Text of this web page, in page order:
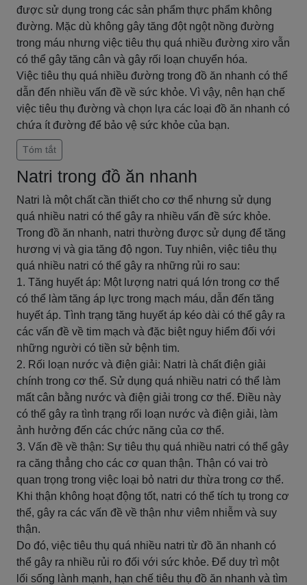
được sử dụng trong các sản phẩm thực phẩm không
đường. Mặc dù không gây tăng đột ngột nồng đường
trong máu nhưng việc tiêu thụ quá nhiều đường xiro vẫn
có thể gây tăng cân và gây rối loạn chuyển hóa.
Việc tiêu thụ quá nhiều đường trong đồ ăn nhanh có thể
dẫn đến nhiều vấn đề về sức khỏe. Vì vậy, nên hạn chế
việc tiêu thụ đường và chọn lựa các loại đồ ăn nhanh có
chứa ít đường để bảo vệ sức khỏe của bạn.
Tóm tắt
Natri trong đồ ăn nhanh
Natri là một chất cần thiết cho cơ thể nhưng sử dụng
quá nhiều natri có thể gây ra nhiều vấn đề sức khỏe.
Trong đồ ăn nhanh, natri thường được sử dụng để tăng
hương vị và gia tăng độ ngon. Tuy nhiên, việc tiêu thụ
quá nhiều natri có thể gây ra những rủi ro sau:
1. Tăng huyết áp: Một lượng natri quá lớn trong cơ thể
có thể làm tăng áp lực trong mạch máu, dẫn đến tăng
huyết áp. Tình trạng tăng huyết áp kéo dài có thể gây ra
các vấn đề về tim mạch và đặc biệt nguy hiểm đối với
những người có tiền sử bệnh tim.
2. Rối loạn nước và điện giải: Natri là chất điện giải
chính trong cơ thể. Sử dụng quá nhiều natri có thể làm
mất cân bằng nước và điện giải trong cơ thể. Điều này
có thể gây ra tình trạng rối loạn nước và điện giải, làm
ảnh hưởng đến các chức năng của cơ thể.
3. Vấn đề về thận: Sự tiêu thụ quá nhiều natri có thể gây
ra căng thẳng cho các cơ quan thận. Thận có vai trò
quan trọng trong việc loại bỏ natri dư thừa trong cơ thể.
Khi thận không hoạt động tốt, natri có thể tích tụ trong cơ
thể, gây ra các vấn đề về thận như viêm nhiễm và suy
thận.
Do đó, việc tiêu thụ quá nhiều natri từ đồ ăn nhanh có
thể gây ra nhiều rủi ro đối với sức khỏe. Để duy trì một
lối sống lành mạnh, hạn chế tiêu thụ đồ ăn nhanh và tìm